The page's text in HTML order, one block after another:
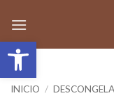
Abrir
contenido
INICIO /